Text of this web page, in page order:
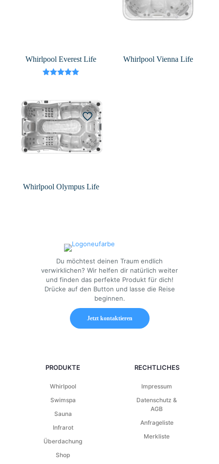
Whirlpool Everest Life
von 5
Whirlpool Vienna Life
Whirlpool Olympus Life
Du möchtest deinen Traum endlich
verwirklichen? Wir helfen dir natürlich weiter
und finden das perfekte Produkt für dich!
Drücke auf den Button und lasse die Reise
beginnen.
Jetzt kontaktieren
PRODUKTE
Whirlpool
Swimspa
Sauna
Infrarot
Überdachung
Shop
RECHTLICHES
Impressum
Datenschutz &
AGB
Anfrageliste
Merkliste